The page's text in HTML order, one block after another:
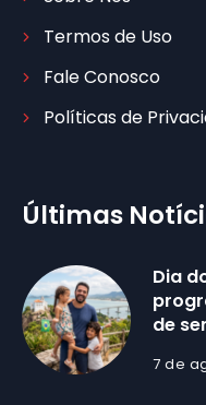
Termos de Uso
Fale Conosco
Políticas de
Últimas
Dia
de
7 de